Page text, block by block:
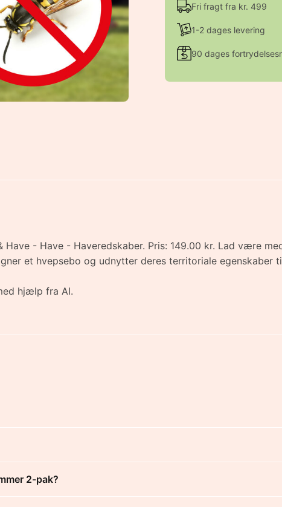
Fri fragt fra kr. 499
1-2 dages levering
90 dages
- Have - Haveredskaber. Pris: 149.00 kr. Lad være
et hvepsebo og udnytter deres territoriale egenskaber
hjælp fra AI.
2-pak?